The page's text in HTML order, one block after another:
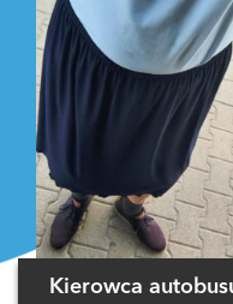
Kierowca